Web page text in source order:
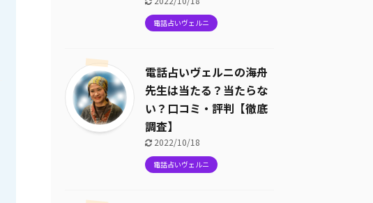
電話占いヴェルニ
電話占いヴェルニの海舟
先生は当たる？当たらな
い？口コミ・評判【徹底
調査】
2022/10/18
電話占いヴェルニ